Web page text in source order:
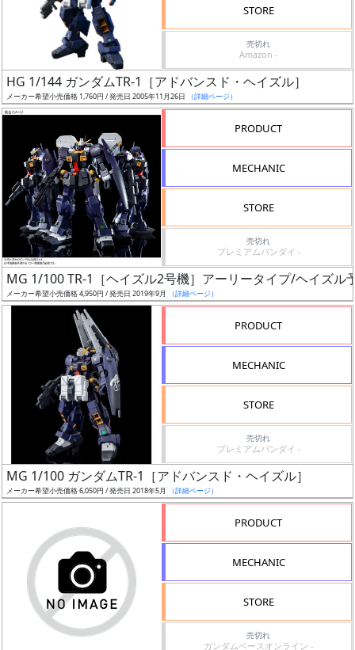
ー
ズ・
タ
況
売
抽
選
STORE
売切れ
Amazon -
HG 1/144 ガンダムTR-1［アドバンスド・ヘイズル］
メーカー希望小売価格 1,760円 / 発売日 2005年11月26日 （詳細ページ）
PRODUCT
MECHANIC
STORE
売切れ
プレミアムバンダイ -
MG 1/100 TR-1［ヘイズル2号機］アーリータイプ/ヘイズル
メーカー希望小売価格 4,950円 / 発売日 2019年9月 （詳細ページ）
PRODUCT
MECHANIC
STORE
売切れ
プレミアムバンダイ -
MG 1/100 ガンダムTR-1［アドバンスド・ヘイズル］
メーカー希望小売価格 6,050円 / 発売日 2018年5月 （詳細ページ）
PRODUCT
MECHANIC
STORE
売切れ
ガンダムベースオンライン -